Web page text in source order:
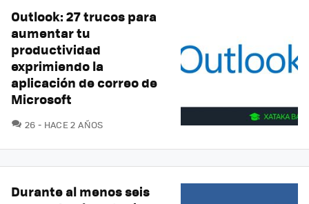
Outlook: 27 trucos para
aumentar tu
productividad
exprimiendo la
aplicación de correo de
Microsoft
26 COMENTARIOS
HACE 2 AÑOS
Durante al menos seis